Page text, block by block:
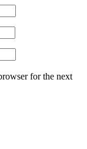
for the next